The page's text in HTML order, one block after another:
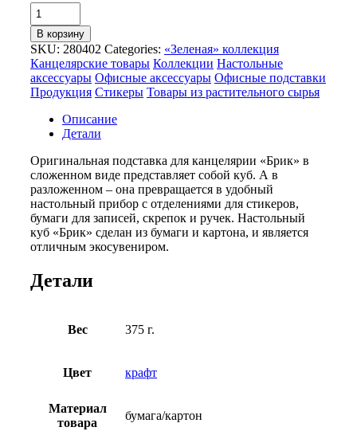
Количество
товара
Куб
настольный
для
записей
«Брик»
В корзину
SKU: 280402 Categories: «Зеленая» коллекция
Канцелярские товары Коллекции Настольные
аксессуары Офисные аксессуары Офисные подставки
Продукция Стикеры Товары из растительного сырья
Описание
Детали
Оригинальная подставка для канцелярии «Брик» в
сложенном виде представляет собой куб. А в
разложенном – она превращается в удобный
настольный прибор с отделениями для стикеров,
бумаги для записей, скрепок и ручек. Настольный
куб «Брик» сделан из бумаги и картона, и является
отличным экосувениром.
Детали
Вес 375 г.
Цвет крафт
Материал
товара
бумага/картон